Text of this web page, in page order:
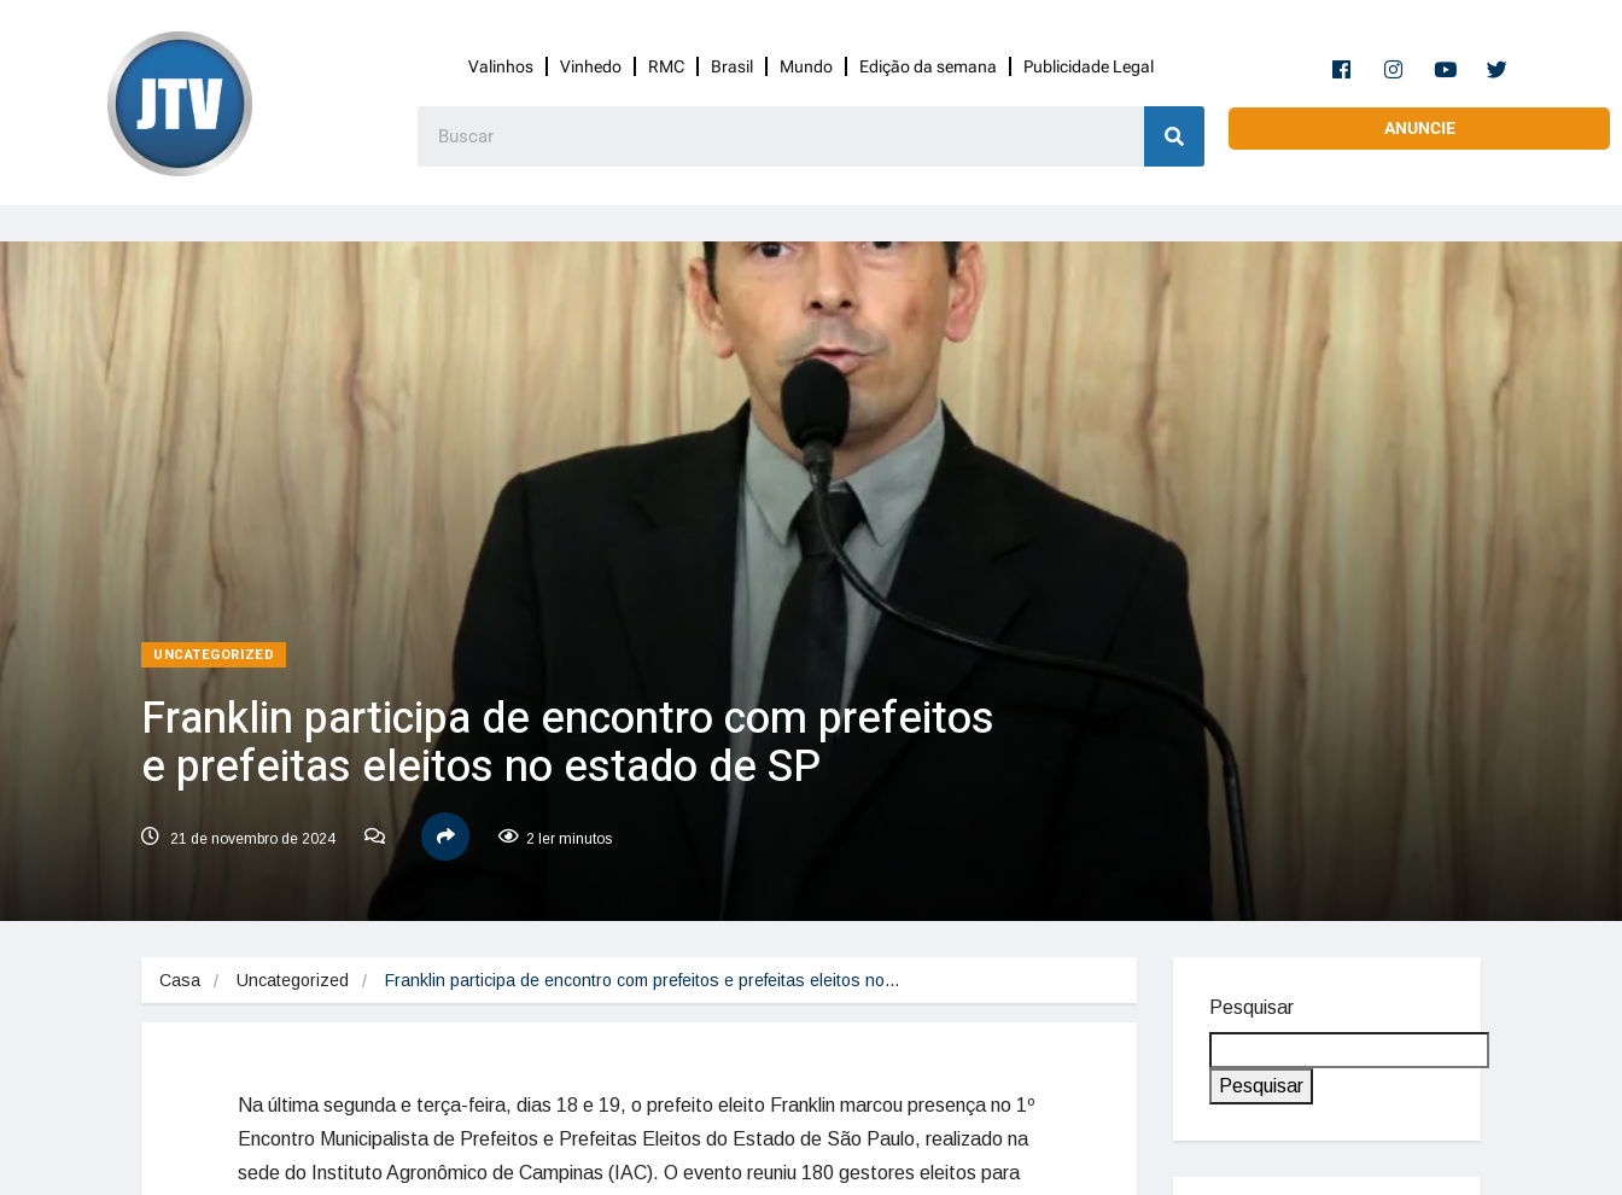
Valinhos Vinhedo RMC Brasil Mundo Edição da semana Publicidade Legal
ANUNCIE
UNCATEGORIZED
Franklin participa de encontro com prefeitos
e prefeitas eleitos no estado de SP
21 de novembro de 2024 2 ler minutos
Casa Uncategorized Franklin participa de encontro com prefeitos e prefeitas eleitos no…
Na última segunda e terça-feira, dias 18 e 19, o prefeito eleito Franklin marcou presença no 1º
Encontro Municipalista de Prefeitos e Prefeitas Eleitos do Estado de São Paulo, realizado na
sede do Instituto Agronômico de Campinas (IAC). O evento reuniu 180 gestores eleitos para
Pesquisar
Pesquisar